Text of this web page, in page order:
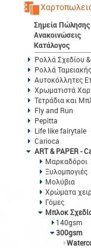
Σημεία Πώλησης
Ανακοινώσεις
Κατάλογος
Ρολλά Σχεδίου
Ρολλά Ταμειακής
Αυτοκόλλητες
Χρωματιστά
Τετράδια και
Fly and Run
Pepitta
Life like fairytale
Carioca
ART & PAPER -
Μαρκαδόροι
Ξυλομπογιές
Μολύβια
Χρώματα
Γόμες
Μπλοκ
140gsm
300gsm